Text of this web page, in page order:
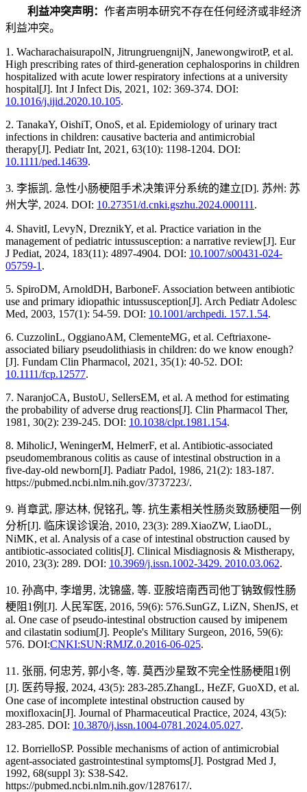
利益冲突声明： 作者声明本研究不存在任何经济或非经济
利益冲突。
1. WacharachaisurapolN, JitrungruengnijN, JanewongwirotP, et al.
High prescribing rates of third-generation cephalosporins in children
hospitalized with acute lower respiratory infections at a university
hospital[J]. Int J Infect Dis, 2021, 102: 369-374. DOI:
10.1016/j.ijid.2020.10.105.
2. TanakaY, OishiT, OnoS, et al. Epidemiology of urinary tract
infections in children: causative bacteria and antimicrobial
therapy[J]. Pediatr Int, 2021, 63(10): 1198-1204. DOI:
10.1111/ped.14639.
3. 李振凯. 急性小肠梗阻手术决策评分系统的建立[D]. 苏州: 苏
州大学, 2024. DOI: 10.27351/d.cnki.gszhu.2024.000111 .
4. ShavitI, LevyN, DreznikY, et al. Practice variation in the
management of pediatric intussusception: a narrative review[J]. Eur
J Pediat, 2024, 183(11): 4897-4904. DOI: 10.1007/s00431-024-
05759-1 .
5. SpiroDM, ArnoldDH, BarboneF. Association between antibiotic
use and primary idiopathic intussusception[J]. Arch Pediatr Adolesc
Med, 2003, 157(1): 54-59. DOI: 10.1001/archpedi. 157.1.54.
6. CuzzolinL, OggianoAM, ClementeMG, et al. Ceftriaxone-
associated biliary pseudolithiasis in children: do we know enough?
[J]. Fundam Clin Pharmacol, 2021, 35(1): 40-52. DOI:
10.1111/fcp.12577.
7. NaranjoCA, BustoU, SellersEM, et al. A method for estimating
the probability of adverse drug reactions[J]. Clin Pharmacol Ther,
1981, 30(2): 239-245. DOI: 10.1038/clpt.1981.154.
8. MiholicJ, WeningerM, HelmerF, et al. Antibiotic-associated
pseudomembranous colitis as cause of intestinal obstruction in a
five-day-old newborn[J]. Padiatr Padol, 1986, 21(2): 183-187.
https://pubmed.ncbi.nlm.nih.gov/3737223/.
9. 肖章武, 廖达林, 倪铭孔, 等. 抗生素相关性肠炎致肠梗阻一例
分析[J]. 临床误诊误治, 2010, 23(3): 289.XiaoZW, LiaoDL,
NiMK, et al. Analysis of a case of intestinal obstruction caused by
antibiotic-associated colitis[J]. Clinical Misdiagnosis & Mistherapy,
2010, 23(3): 289. DOI: 10.3969/j.issn.1002-3429. 2010.03.062.
10. 孙高中, 李增男, 沈锦盛, 等. 亚胺培南西司他丁钠致假性肠
梗阻1例[J]. 人民军医, 2016, 59(6): 576.SunGZ, LiZN, ShenJS, et
al. One case of pseudo-intestinal obstruction caused by imipenem
and cilastatin sodium[J]. People's Military Surgeon, 2016, 59(6):
576. DOI:CNKI:SUN:RMJZ.0.2016-06-025.
11. 张丽, 何忠芳, 郭小冬, 等. 莫西沙星致不完全性肠梗阻1例
[J]. 医药导报, 2024, 43(5): 283-285.ZhangL, HeZF, GuoXD, et al.
One case of incomplete intestinal obstruction caused by
moxifloxacin[J]. Journal of Pharmaceutical Practice, 2024, 43(5):
283-285. DOI: 10.3870/j.issn.1004-0781.2024.05.027.
12. BorrielloSP. Possible mechanisms of action of antimicrobial
agent-associated gastrointestinal symptoms[J]. Postgrad Med J,
1992, 68(suppl 3): S38-S42.
https://pubmed.ncbi.nlm.nih.gov/1287617/.